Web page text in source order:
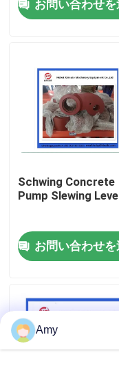
製品
企業情報
会社案内
品質管理
お問い合わせ
Putzmeisterの具
Schwingの具体的
お問い合わせを
Schwing Concrete
Pump Slewing
お問い合わせを
Amy